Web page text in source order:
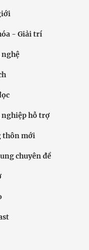
- Giải trí
nghệ
nghiệp hỗ trợ
thôn mới
chuyên đề